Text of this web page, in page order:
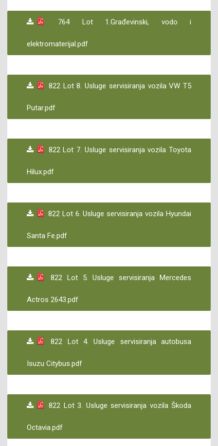
764 Lot 1.Građevinski, vodo i
elektromaterijal.pdf
822 Lot 8. Usluge servisiranja vozila VW T5
Putar.pdf
822 Lot 7. Usluge servisiranja vozila Toyota
Hilux.pdf
822 Lot 6. Usluge servisiranja vozila Hyundai
Santa Fe.pdf
822 Lot 5. Usluge servisiranja Mercedes
Actros 2643.pdf
822 Lot 4. Usluge servisiranja autobusa
Isuzu Citybus.pdf
822 Lot 3. Usluge servisiranja vozila Škoda
Octavia.pdf